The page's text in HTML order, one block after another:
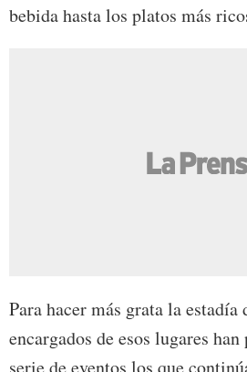
bebida hasta los platos más
Para hacer más grata la
encargados de esos lugares